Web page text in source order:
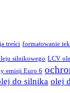
treści formatowanie
silnikowego LCV
emisji Euro 6
do silnika olej